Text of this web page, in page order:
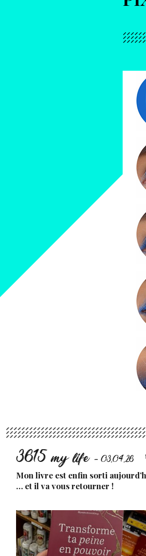
3615 my life - 03.04.26
Mon livre est enfin sorti
… et il va vous retourner !